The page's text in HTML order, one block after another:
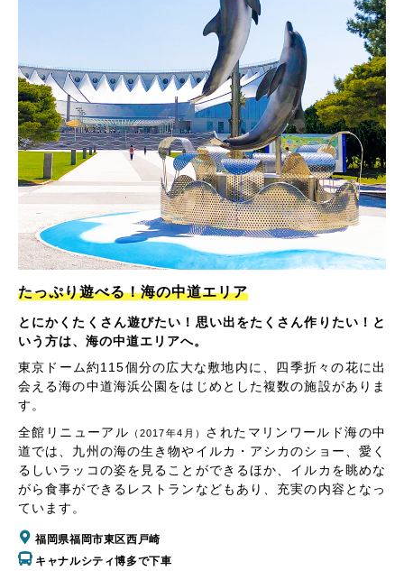
たっぷり遊べる！海の中道エリア
とにかくたくさん遊びたい！思い出をたくさん作りたい！と
いう方は、海の中道エリアへ。
東京ドーム約115個分の広大な敷地内に、四季折々の花に出
会える海の中道海浜公園をはじめとした複数の施設がありま
す。
全館リニューアル （2017年4月） されたマリンワールド海の中
道では、九州の海の生き物やイルカ・アシカのショー、愛く
るしいラッコの姿を見ることができるほか、イルカを眺めな
がら食事ができるレストランなどもあり、充実の内容となっ
ています。
福岡県福岡市東区西戸崎
キャナルシティ博多で下車